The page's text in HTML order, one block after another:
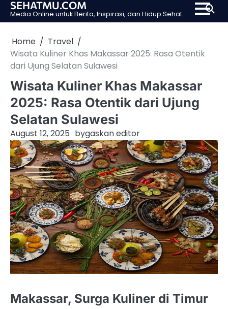
SkipSEHATMU.COM
Media Online untuk Berita, Inspirasi, dan Hidup Sehat
Home
Travel
Wisata Kuliner Khas Makassar 2025: Rasa Otentik
dari Ujung Selatan Sulawesi
Wisata Kuliner Khas Makassar
2025: Rasa Otentik dari Ujung
Selatan Sulawesi
August 12, 2025 bygaskan editor
Makassar, Surga Kuliner di Timur